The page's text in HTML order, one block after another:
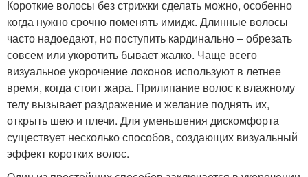
Короткие волосы без стрижки сделать можно, особенно
когда нужно срочно поменять имидж. Длинные волосы
часто надоедают, но поступить кардинально – обрезать
совсем или укоротить бывает жалко. Чаще всего
визуальное укорочение локонов используют в летнее
время, когда стоит жара. Прилипание волос к влажному
телу вызывает раздражение и желание поднять их,
открыть шею и плечи. Для уменьшения дискомфорта
существует несколько способов, создающих визуальный
эффект коротких волос.